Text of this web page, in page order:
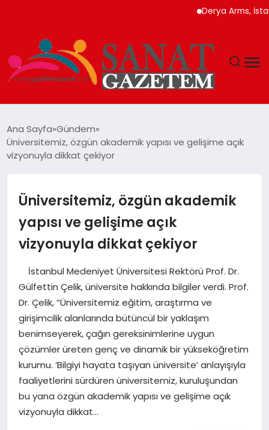
Derya Arms, İstanbul
TEKNOLOJI
YAŞAM
EKONOMI
SAĞLIK
DÜNYA
EĞITIM
Ana Sayfa Gündem
Üniversitemiz, özgün akademik yapısı ve gelişime açık
vizyonuyla dikkat çekiyor
Üniversitemiz, özgün akademik
yapısı ve gelişime açık
vizyonuyla dikkat çekiyor
İstanbul Medeniyet Üniversitesi Rektörü Prof. Dr.
Gülfettin Çelik, üniversite hakkında bilgiler verdi. Prof.
Dr. Çelik, “Üniversitemiz eğitim, araştırma ve
girişimcilik alanlarında bütüncül bir yaklaşım
benimseyerek, çağın gereksinimlerine uygun
çözümler üreten genç ve dinamik bir yükseköğretim
kurumu. ‘Bilgiyi hayata taşıyan üniversite’ anlayışıyla
faaliyetlerini sürdüren üniversitemiz, kuruluşundan
bu yana özgün akademik yapısı ve gelişime açık
vizyonuyla dikkat…